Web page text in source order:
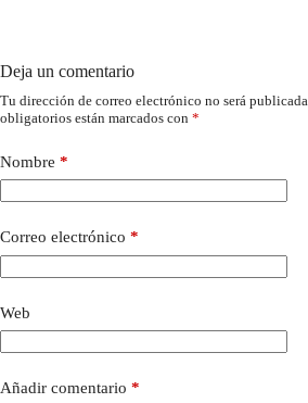
Deja un comentario
Tu dirección de correo electrónico no será publicada.
obligatorios están marcados con *
Nombre *
Correo electrónico *
Web
Añadir comentario *